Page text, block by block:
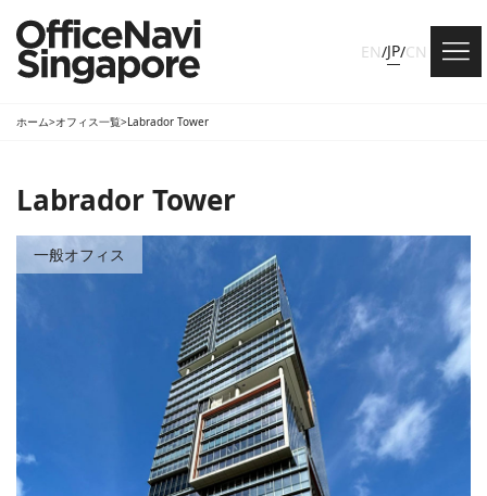
EN/JP/CN
ホーム>オフィス一覧>Labrador Tower
Labrador Tower
一般オフィス